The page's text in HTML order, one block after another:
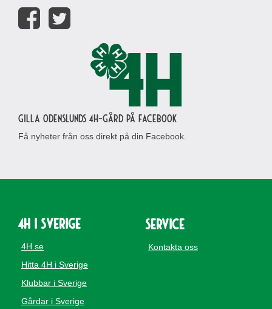
Gilla Odenslunds 4H-gård på Facebook
Få nyheter från oss direkt på din Facebook.
4H i Sverige
4H.se
Hitta 4H i Sverige
Klubbar i Sverige
Gårdar i Sverige
Service
Kontakta oss